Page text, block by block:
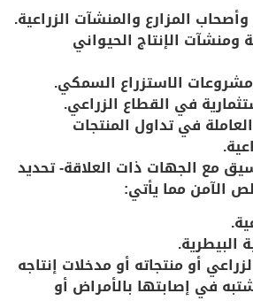
وأصحاب المزارع والمنشآت الزراعية.
ومنشآت الإنتاج الحيواني
الاستزراع السمكي.
في القطاع الزراعي.
في تداول المنتجات
.
مع الجهات ذات العلاقة- تحديد
الآمن مما يأتي:
البيطرية.
أو منتجاته أو مدخلات إنتاجه
في إصابتها بالأمراض أو